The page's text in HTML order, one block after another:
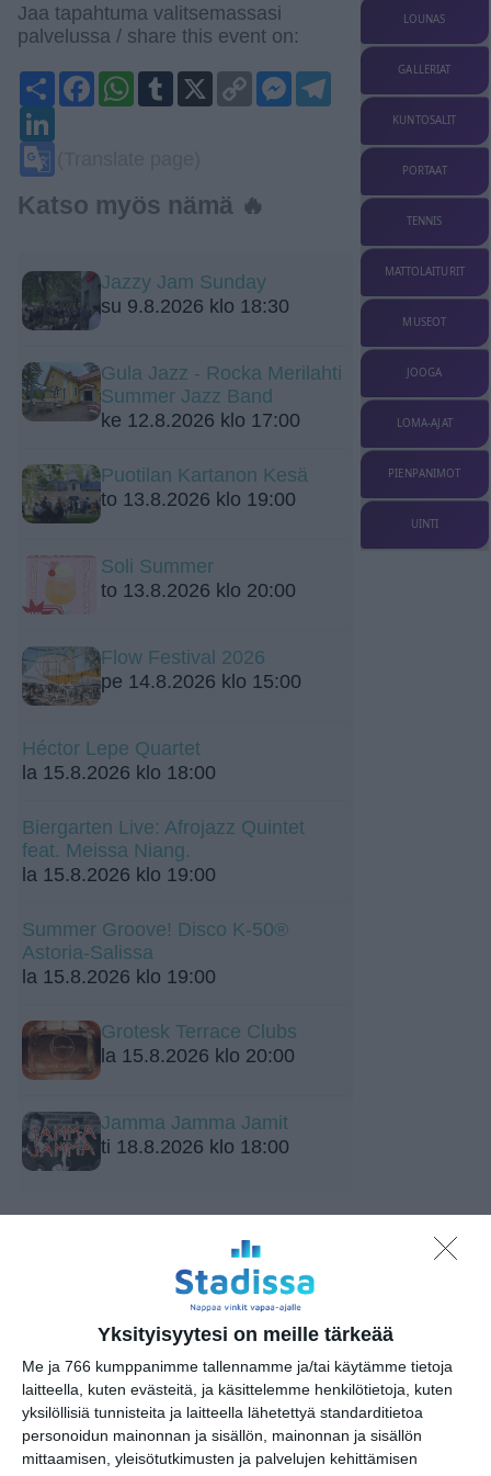
Yksityisyytesi on meille tärkeää
Me ja 766 kumppanimme tallennamme ja/tai käytämme tietoja
laitteella, kuten evästeitä, ja käsittelemme henkilötietoja, kuten
yksilöllisiä tunnisteita ja laitteella lähetettyä standarditietoa
personoidun mainonnan ja sisällön, mainonnan ja sisällön
mittaamisen, yleisötutkimusten ja palvelujen kehittämisen
Jaa tapahtuma valitsemassasi
palvelussa / share this event on:
ShareFacebookWhatsApp
Tumblr
X
Copy
Link
MessengerTelegram
Katso myös nämä 🔥
Jazzy Jam Sunday
su 9.8.2026 klo 18:30
Gula Jazz - Rocka Merilahti
Summer Jazz Band
ke 12.8.2026 klo 17:00
Puotilan Kartanon Kesä
to 13.8.2026 klo 19:00
Soli Summer
to 13.8.2026 klo 20:00
Flow Festival 2026
pe 14.8.2026 klo 15:00
Héctor Lepe Quartet
la 15.8.2026 klo 18:00
Biergarten Live: Afrojazz Quintet
feat. Meissa Niang.
la 15.8.2026 klo 19:00
Summer Groove! Disco K-50®
Astoria-Salissa
la 15.8.2026 klo 19:00
Grotesk Terrace Clubs
la 15.8.2026 klo 20:00
Jamma Jamma Jamit
ti 18.8.2026 klo 18:00
Elokuussa nautitaan
tunnelmallisista
elokuvista ulkona
Lue lisää
LOUNAS
GALLERIAT
KUNTOSALIT
PORTAAT
TENNIS
MATTOLAITURIT
MUSEOT
JOOGA
LOMA-AJAT
PIENPANIMOT
UINTI